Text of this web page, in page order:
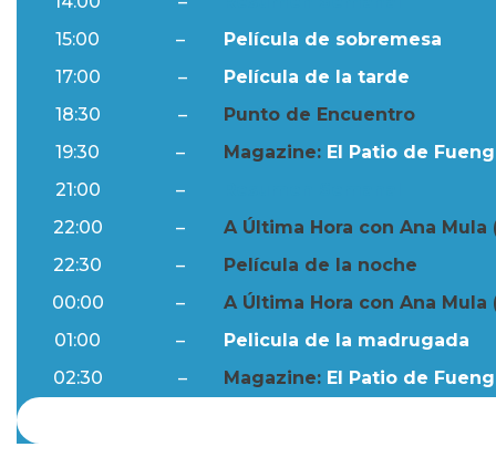
15:00
–
Película de sobremesa
17:00
–
Película de la tarde
18:30
–
Punto de Encuentro
19:30
– Magazine: El Patio de
21:00
–
22:00
–
A Última Hora con Ana Mula
22:30
–
Película de la noche
00:00
–
A Última Hora con Ana Mula
01:00
–
Pelicula de la madrugada
02:30
– Magazine: El Patio de